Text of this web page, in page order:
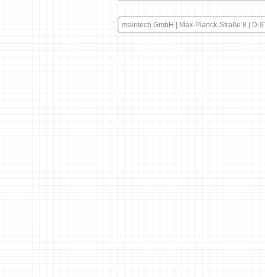
maintech GmbH | Max-Planck-Straße 8 |